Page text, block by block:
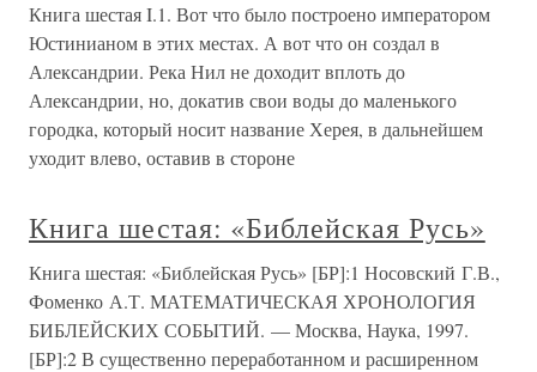
Книга шестая I.1. Вот что было построено императором
Юстинианом в этих местах. А вот что он создал в
Александрии. Река Нил не доходит вплоть до
Александрии, но, докатив свои воды до маленького
городка, который носит название Херея, в дальнейшем
уходит влево, оставив в стороне
Книга шестая: «Библейская Русь»
Книга шестая: «Библейская Русь» [БР]:1 Носовский Г.В.,
Фоменко А.Т. МАТЕМАТИЧЕСКАЯ ХРОНОЛОГИЯ
БИБЛЕЙСКИХ СОБЫТИЙ. — Москва, Наука, 1997.
[БР]:2 В существенно переработанном и расширенном